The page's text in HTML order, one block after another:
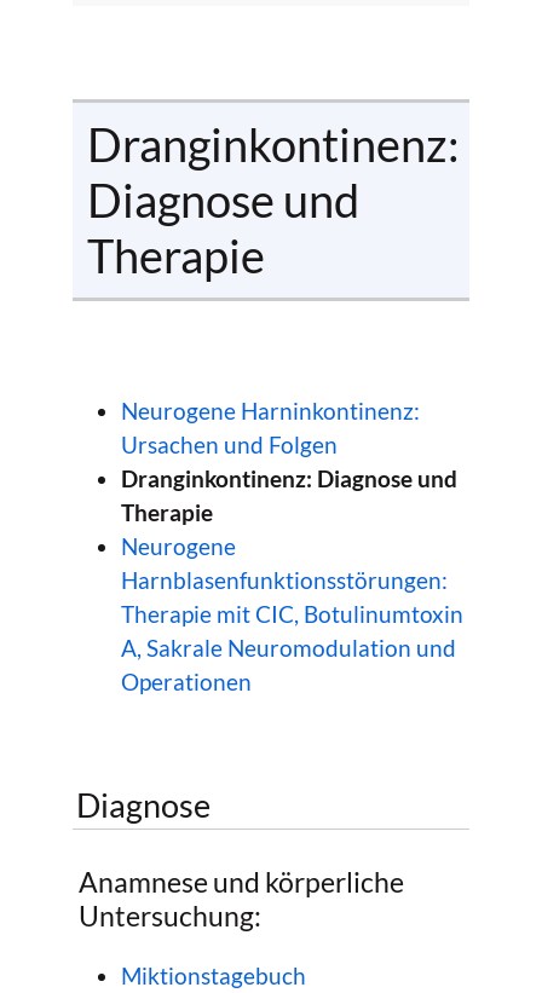
Dranginkontinenz:
Diagnose und
Therapie
Neurogene Harninkontinenz:
Ursachen und Folgen
Dranginkontinenz: Diagnose und
Therapie
Neurogene
Harnblasenfunktionsstörungen:
Therapie mit CIC, Botulinumtoxin
A, Sakrale Neuromodulation und
Operationen
Diagnose
Anamnese und körperliche
Untersuchung:
Miktionstagebuch